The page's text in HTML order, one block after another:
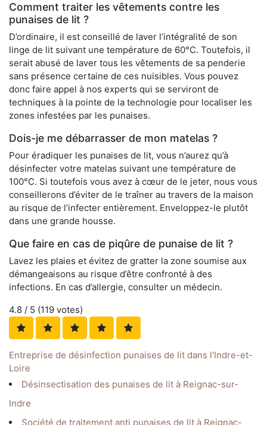
Comment traiter les vêtements contre les
punaises de lit ?
D’ordinaire, il est conseillé de laver l’intégralité de son
linge de lit suivant une température de 60°C. Toutefois, il
serait abusé de laver tous les vêtements de sa penderie
sans présence certaine de ces nuisibles. Vous pouvez
donc faire appel à nos experts qui se serviront de
techniques à la pointe de la technologie pour localiser les
zones infestées par les punaises.
Dois-je me débarrasser de mon matelas ?
Pour éradiquer les punaises de lit, vous n’aurez qu’à
désinfecter votre matelas suivant une température de
100°C. Si toutefois vous avez à cœur de le jeter, nous vous
conseillerons d’éviter de le traîner au travers de la maison
au risque de l’infecter entièrement. Enveloppez-le plutôt
dans une grande housse.
Que faire en cas de piqûre de punaise de lit ?
Lavez les plaies et évitez de gratter la zone soumise aux
démangeaisons au risque d’être confronté à des
infections. En cas d’allergie, consulter un médecin.
4.8 / 5 (119 votes)
Entreprise de désinfection punaises de lit dans l'Indre-et-
Loire
Désinsectisation des punaises de lit à Reignac-sur-
Indre
Société de traitement anti punaises de lit à Reignac-